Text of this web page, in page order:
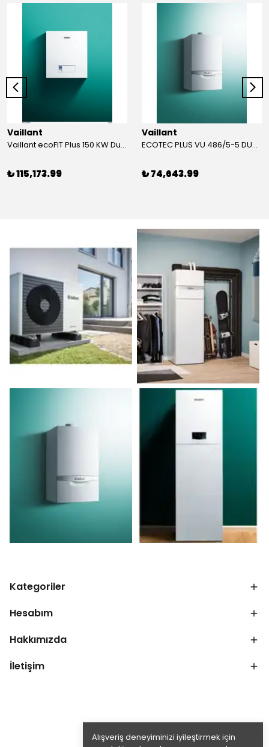
Alışveriş deneyiminizi iyileştirmek için
Vaillant
Vaillant ecoFIT Plus 150 KW Duvar Tipi Yoğuşmalı KAZAN
₺ 115,173.99
Vaillant
ECOTEC PLUS VU 486/5-5 DUVAR TİPİ YOĞUŞMALI KAZAN
₺ 74,643.99
Kategoriler
Hesabım
Hakkımızda
İletişim